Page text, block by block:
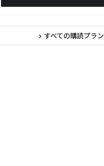
navigate_next すべての購読プラン